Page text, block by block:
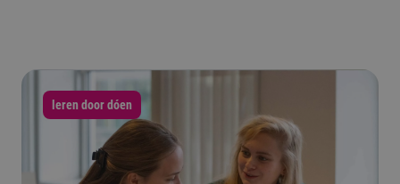
leren door dóen